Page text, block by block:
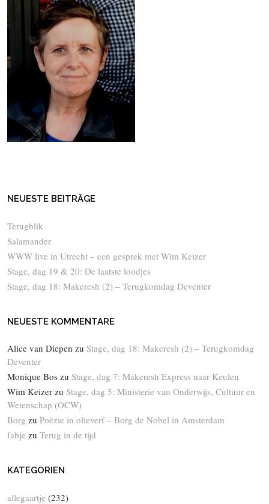
NEUESTE BEITRÄGE
Terugblik
Salamander
WWW live in Utrecht – een gesprek met Wim Keizer
Stage, dag 19 & 20: De laatste loodjes
Stage, dag 18: Makeresh (2) – Terugkomdag Deventer
NEUESTE KOMMENTARE
Alice van Diepen zu Stage, dag 18: Makeresh (2) – Terugkomdag
Deventer
Monique Bos zu Stage, dag 7: Makeresh Express naar Keulen
Wim Keizer zu Stage, dag 5: Ministerie van Onderwijs, Cultuur en
Wetenschap (OCW)
Borg zu Poëzie in olieverf – Borg de Nobel in Amsterdam
fabje zu Terug in de tijd
KATEGORIEN
allegaartje (232)